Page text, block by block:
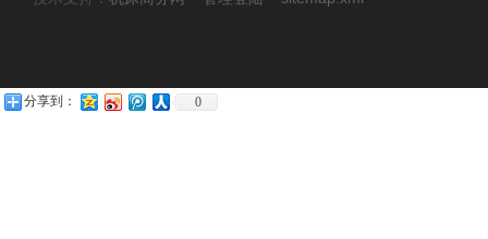
分享到： 0